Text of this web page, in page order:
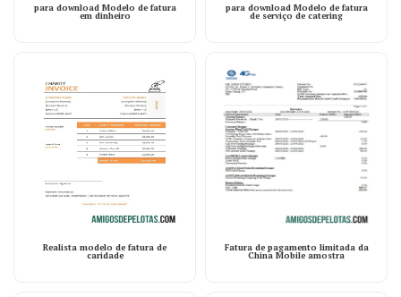
para download Modelo de fatura
em dinheiro
para download Modelo de fatura
de serviço de catering
Realista modelo de fatura de
caridade
Fatura de pagamento limitada da
China Mobile amostra